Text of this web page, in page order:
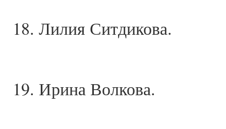
18. Лилия Ситдикова.
19. Ирина Волкова.